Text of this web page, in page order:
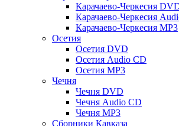
Карачаево-Черкесия
Карачаево-Черкесия
Карачаево-Черкесия MP3
Осетия
Осетия DVD
Осетия Audio CD
Осетия MP3
Чечня
Чечня DVD
Чечня Audio CD
Чечня MP3
Сборники Кавказа